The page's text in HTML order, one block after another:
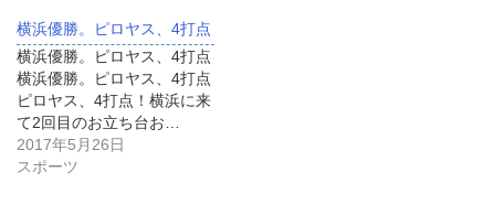
横浜優勝。ピロヤス、4打点
横浜優勝。ピロヤス、4打点
横浜優勝。ピロヤス、4打点
ピロヤス、4打点！横浜に来
て2回目のお立ち台お…
2017年5月26日
スポーツ